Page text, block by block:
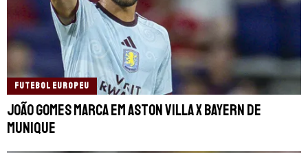
FUTEBOL EUROPEU
João Gomes marca em Aston Villa x Bayern de
Munique